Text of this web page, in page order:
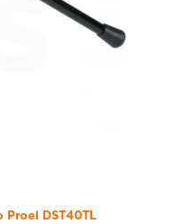
Proel DST40TL